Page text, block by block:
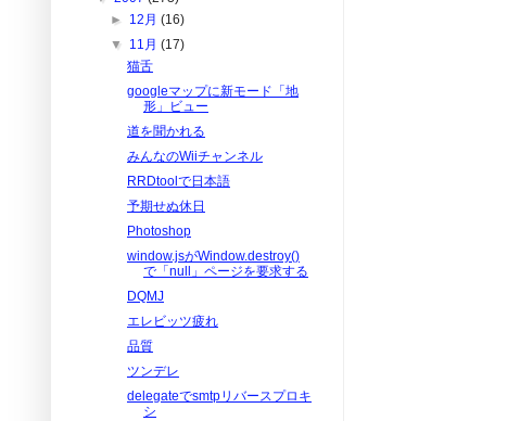
► 12月(16)
▼ 11月(17)
猫舌
googleマップに新モード「地
形」ビュー
道を聞かれる
みんなのWiiチャンネル
RRDtoolで日本語
予期せぬ休日
Photoshop
window.jsがWindow.destroy()
で「null」ページを要求する
DQMJ
エレビッツ疲れ
品質
ツンデレ
delegateでsmtpリバースプロキ
シ